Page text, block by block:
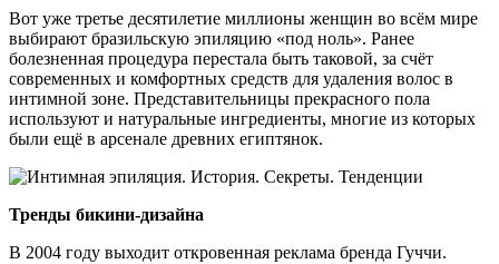
Вот уже третье десятилетие миллионы женщин во всём мире
выбирают бразильскую эпиляцию «под ноль». Ранее
болезненная процедура перестала быть таковой, за счёт
современных и комфортных средств для удаления волос в
интимной зоне. Представительницы прекрасного пола
используют и натуральные ингредиенты, многие из которых
были ещё в арсенале древних египтянок.
Тренды бикини-дизайна
В 2004 году выходит откровенная реклама бренда Гуччи.